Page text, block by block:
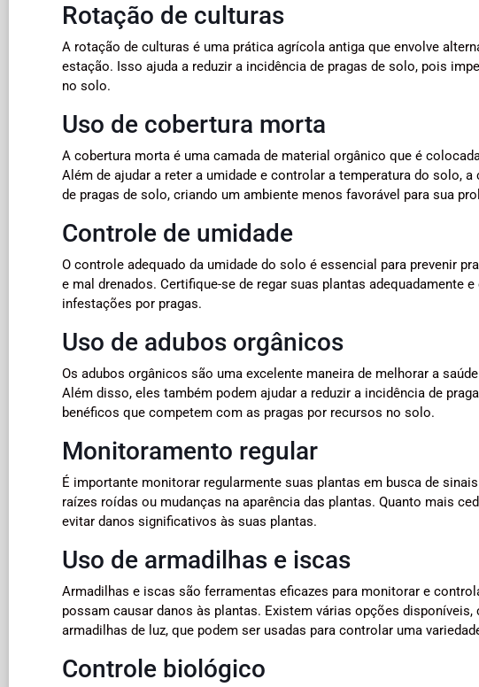
Rotação de culturas
A rotação de culturas é uma prática agrícola antiga que envolve
estação. Isso ajuda a reduzir a incidência de pragas de solo, pois
no solo.
Uso de cobertura morta
A cobertura morta é uma camada de material orgânico que é
Além de ajudar a reter a umidade e controlar a temperatura do solo,
de pragas de solo, criando um ambiente menos favorável para sua
Controle de umidade
O controle adequado da umidade do solo é essencial para prevenir
e mal drenados. Certifique-se de regar suas plantas adequadamente
infestações por pragas.
Uso de adubos orgânicos
Os adubos orgânicos são uma excelente maneira de melhorar a
Além disso, eles também podem ajudar a reduzir a incidência de
benéficos que competem com as pragas por recursos no solo.
Monitoramento regular
É importante monitorar regularmente suas plantas em busca de
raízes roídas ou mudanças na aparência das plantas. Quanto mais
evitar danos significativos às suas plantas.
Uso de armadilhas e iscas
Armadilhas e iscas são ferramentas eficazes para monitorar e
possam causar danos às plantas. Existem várias opções
armadilhas de luz, que podem ser usadas para controlar uma
Controle biológico